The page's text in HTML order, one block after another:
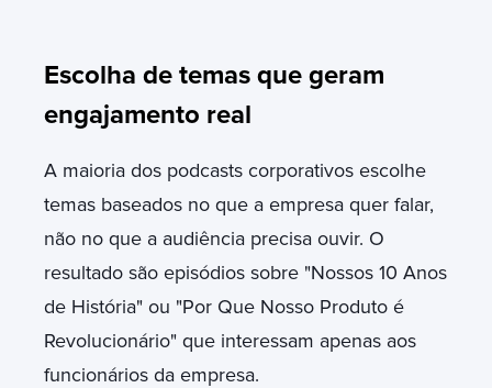
Escolha de temas que geram
engajamento real
A maioria dos podcasts corporativos escolhe
temas baseados no que a empresa quer falar,
não no que a audiência precisa ouvir. O
resultado são episódios sobre "Nossos 10 Anos
de História" ou "Por Que Nosso Produto é
Revolucionário" que interessam apenas aos
funcionários da empresa.